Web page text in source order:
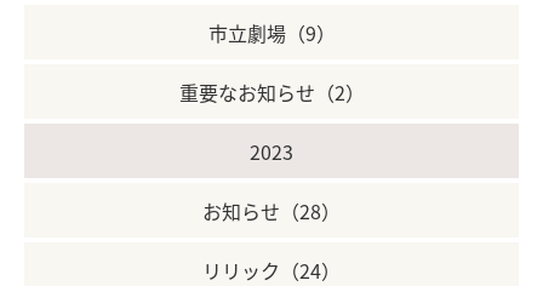
市立劇場（9）
重要なお知らせ（2）
2023
お知らせ（28）
リリック（24）